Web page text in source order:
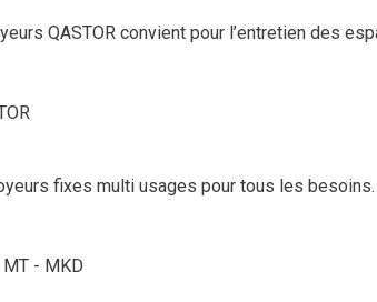
QASTOR convient pour l’entretien des
fixes multi usages pour tous les
- MKD